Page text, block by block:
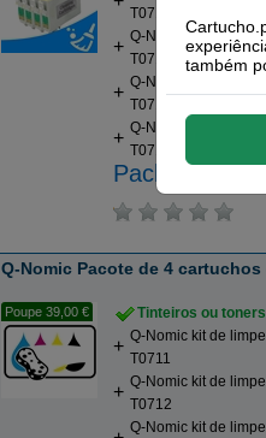
T0711
Q-Nomic kit de
T0712
Q-Nomic kit de
T0713.
Q-Nomic kit de
T0714.
Pack
Q-Nomic Pacote de 4 cartuchos
Poupe 39,00 €
Tinteiros ou
Q-Nomic kit de
T0711
Q-Nomic kit de
T0712
Q-Nomic kit de
também